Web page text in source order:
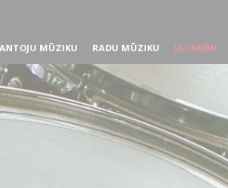
MŪZIKU RADU MŪZIKU JAUNUMI